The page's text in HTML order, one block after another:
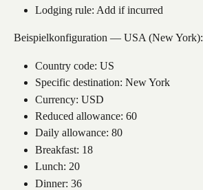
Lodging rule: Add if incurred
Beispielkonfiguration — USA (New York):
Country code: US
Specific destination: New York
Currency: USD
Reduced allowance: 60
Daily allowance: 80
Breakfast: 18
Lunch: 20
Dinner: 36